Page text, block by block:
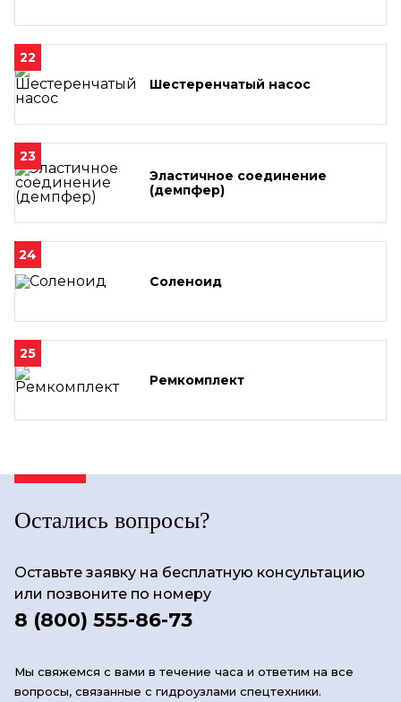
22
Шестеренчатый насос
23
Эластичное соединение
(демпфер)
24
Соленоид
25
Ремкомплект
Остались вопросы?
Оставьте заявку на бесплатную консультацию
или позвоните по номеру
8 (800) 555-86-73
Мы свяжемся с вами в течение часа и ответим на все
вопросы, связанные с гидроузлами спецтехники.